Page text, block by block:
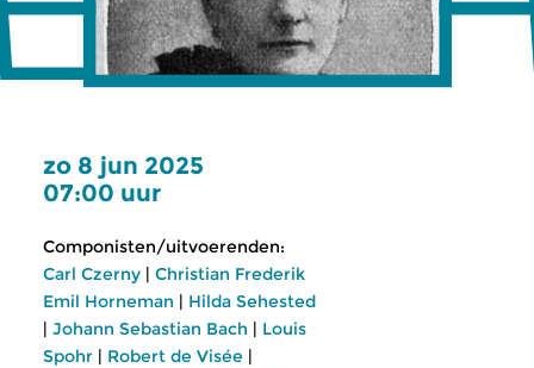
zo 8 jun 2025
07:00 uur
Componisten/uitvoerenden:
Carl Czerny | Christian Frederik
Emil Horneman | Hilda Sehested
| Johann Sebastian Bach | Louis
Spohr | Robert de Visée |